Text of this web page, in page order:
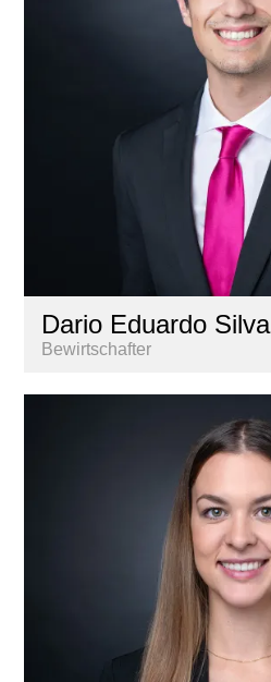
Dario Eduardo Silva
Bewirtschafter